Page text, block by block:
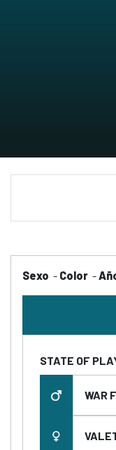
Sexo - Color -
STATE OF
WAR